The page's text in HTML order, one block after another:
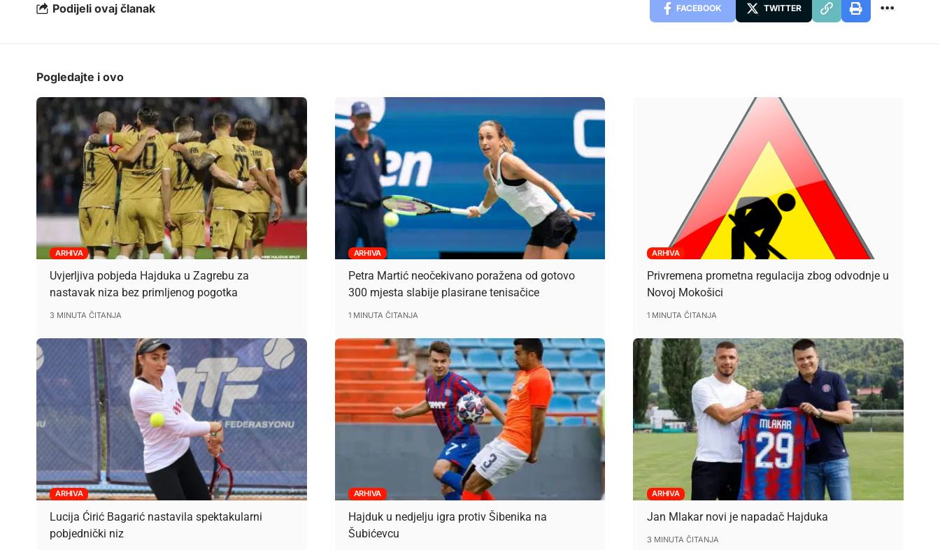
Podijeli ovaj članak FACEBOOK TWITTER
Pogledajte i ovo
ARHIVA
Uvjerljiva pobjeda Hajduka u Zagrebu za
nastavak niza bez primljenog pogotka
3 MINUTA ČITANJA
ARHIVA
Petra Martić neočekivano poražena od gotovo
300 mjesta slabije plasirane tenisačice
1 MINUTA ČITANJA
ARHIVA
Privremena prometna regulacija zbog odvodnje u
Novoj Mokošici
1 MINUTA ČITANJA
ARHIVA
Lucija Ćirić Bagarić nastavila spektakularni
pobjednički niz
ARHIVA
Hajduk u nedjelju igra protiv Šibenika na
Šubićevcu
ARHIVA
Jan Mlakar novi je napadač Hajduka
3 MINUTA ČITANJA